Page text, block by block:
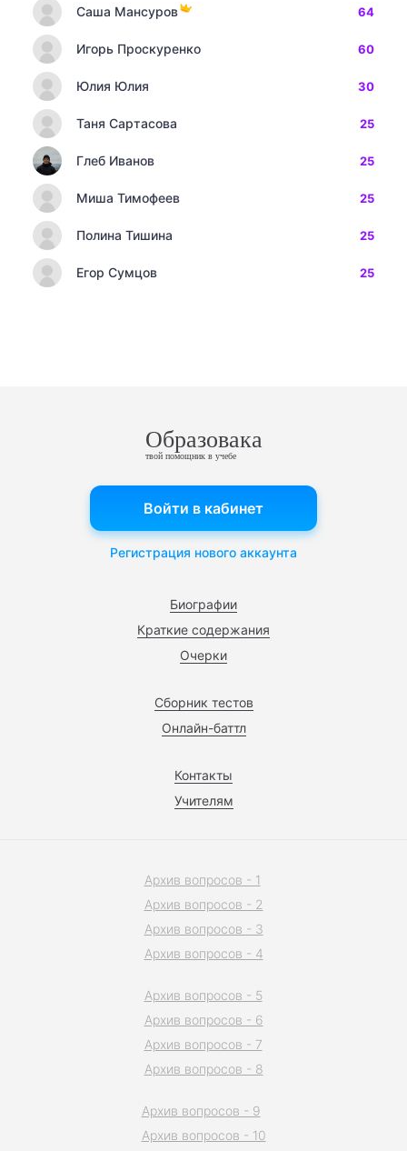
Саша Мансуров 64
Игорь Проскуренко 60
Юлия Юлия 30
Таня Сартасова 25
Глеб Иванов 25
Миша Тимофеев 25
Полина Тишина 25
Егор Сумцов 25
Образовака
твой помощник в учебе
Биографии
Краткие содержания
Очерки
Сборник тестов
Онлайн-баттл
Контакты
Учителям
Войти в кабинет
Регистрация нового аккаунта
Архив вопросов - 1
Архив вопросов - 2
Архив вопросов - 3
Архив вопросов - 4
Архив вопросов - 5
Архив вопросов - 6
Архив вопросов - 7
Архив вопросов - 8
Архив вопросов - 9
Архив вопросов - 10